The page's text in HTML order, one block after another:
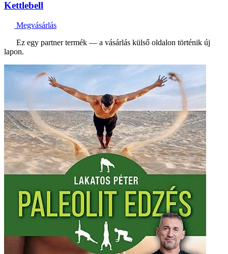
Kettlebell
Megvásárlás
Ez egy partner termék — a vásárlás külső oldalon történik új
lapon.